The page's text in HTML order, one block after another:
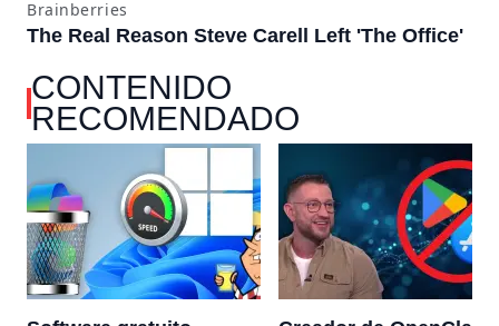
CONTENIDO
RECOMENDADO